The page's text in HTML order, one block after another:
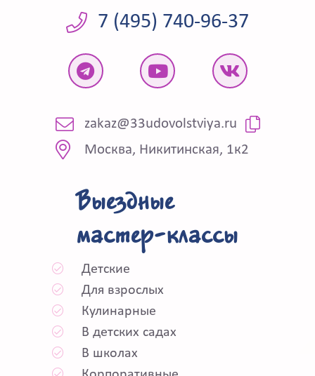
7 (495) 740-96-37
zakaz@33udovolstviya.ru
Москва, Никитинская, 1к2
Выездные
мастер-классы
Детские
Для взрослых
Кулинарные
В детских садах
В школах